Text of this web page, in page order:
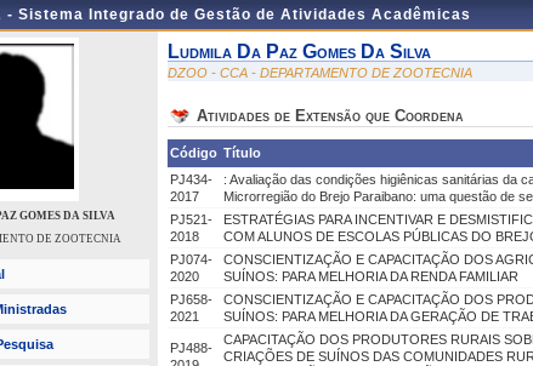
- Sistema Integrado de Gestão de Atividades Acadêmicas
GOMES DA SILVA
DE ZOOTECNIA
Ludmila Da Paz Gomes Da Silva
DZOO - CCA - DEPARTAMENTO DE ZOOTECNIA
Atividades de Extensão que Coordena
Código Título
PJ434-
2017
: Avaliação das condições higiênicas sanitárias da
Microrregião do Brejo Paraibano: uma questão de
PJ521-
2018
ESTRATÉGIAS PARA INCENTIVAR E
COM ALUNOS DE ESCOLAS PÚBLICAS DO
PJ074-
2020
CONSCIENTIZAÇÃO E CAPACITAÇÃO DOS
SUÍNOS: PARA MELHORIA DA RENDA FAMILIAR
PJ658-
2021
CONSCIENTIZAÇÃO E CAPACITAÇÃO DOS
SUÍNOS: PARA MELHORIA DA GERAÇÃO DE
PJ488-
CAPACITAÇÃO DOS PRODUTORES RURAIS
CRIAÇÕES DE SUÍNOS DAS COMUNIDADES